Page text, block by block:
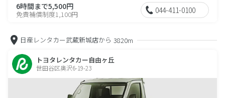
6時間まで5,500円
免責補償制度1,100円 044-411-0100
日産レンタカー武蔵新城店から 3820m
トヨタレンタカー自由ヶ丘
世田谷区奥沢6-19-23